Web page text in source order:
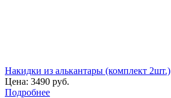
Накидки из алькантары (комплект 2шт.)
Цена: 3490 руб.
Подробнее